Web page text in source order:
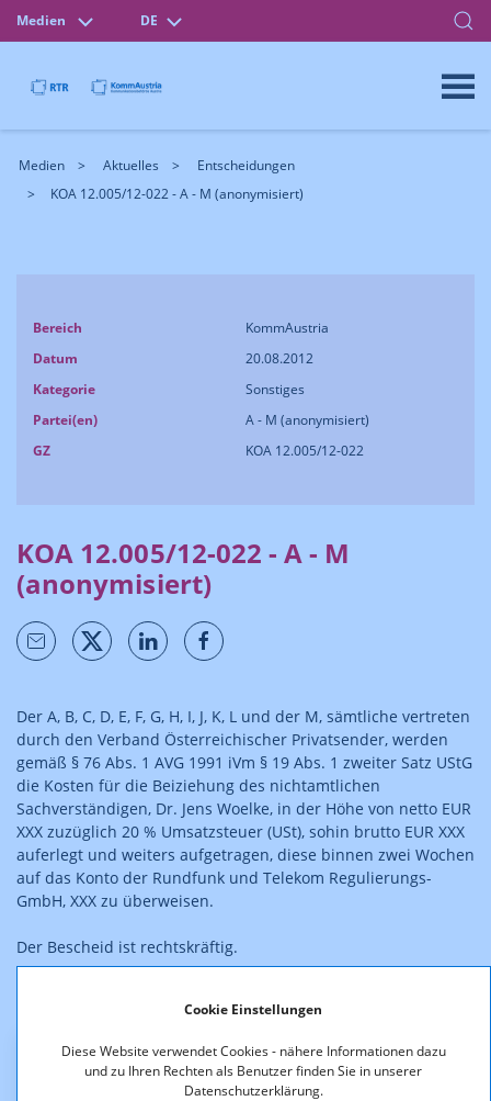
Cookie Einstellungen
Diese Website verwendet Cookies - nähere Informationen dazu
und zu Ihren Rechten als Benutzer finden Sie in unserer
Datenschutzerklärung.
Medien DE
Medien Aktuelles
Entscheidungen
KOA 12.005/12-022 - A - M (anonymisiert)
Bereich
KommAustria
Datum
20.08.2012
Kategorie
Sonstiges
Partei(en)
A - M (anonymisiert)
GZ
KOA 12.005/12-022
KOA 12.005/12-022 - A - M
(anonymisiert)
Der A, B, C, D, E, F, G, H, I, J, K, L und der M, sämtliche vertreten
durch den Verband Österreichischer Privatsender, werden
gemäß § 76 Abs. 1 AVG 1991 iVm § 19 Abs. 1 zweiter Satz UStG
die Kosten für die Beiziehung des nichtamtlichen
Sachverständigen, Dr. Jens Woelke, in der Höhe von netto EUR
XXX zuzüglich 20 % Umsatzsteuer (USt), sohin brutto EUR XXX
auferlegt und weiters aufgetragen, diese binnen zwei Wochen
auf das Konto der Rundfunk und Telekom Regulierungs-
GmbH, XXX zu überweisen.
Der Bescheid ist rechtskräftig.
entspricht nicht dem Original.
Downloads